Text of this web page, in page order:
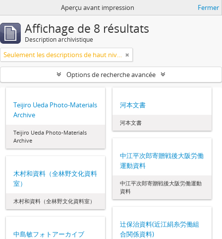
Aperçu avant impression Fermer
Affichage de 8 résultats
Description archivistique
Seulement les descriptions de haut niveau
Options de recherche avancée
Teijiro Ueda Photo-Materials
Archive
Teijiro Ueda Photo-Materials
Archive
河本文書
河本文書
中江平次郎寄贈戦後大阪労働
運動資料
中江平次郎寄贈戦後大阪労働運動
資料
木村和資料（全林野文化資料
室）
木村和資料（全林野文化資料室）
辻保治資料(近江絹糸労働組
合関係資料)
中島敏フォトアーカイブ